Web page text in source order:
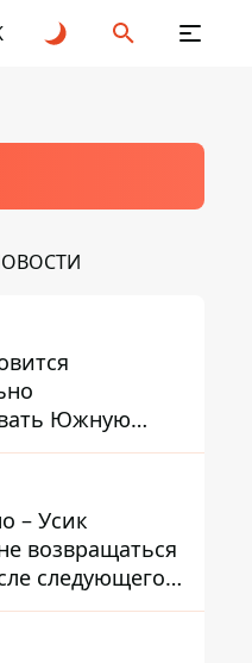
Южную
НАТО
– Усик
возвращаться
следующего